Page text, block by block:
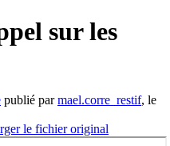
sur les
publié parmael.corre_restif, le
le fichier original